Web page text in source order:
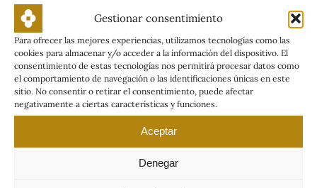
Gestionar consentimiento
Para ofrecer las mejores experiencias, utilizamos tecnologías como las
cookies para almacenar y/o acceder a la información del dispositivo. El
consentimiento de estas tecnologías nos permitirá procesar datos como
el comportamiento de navegación o las identificaciones únicas en este
sitio. No consentir o retirar el consentimiento, puede afectar
negativamente a ciertas características y funciones.
Aceptar
Denegar